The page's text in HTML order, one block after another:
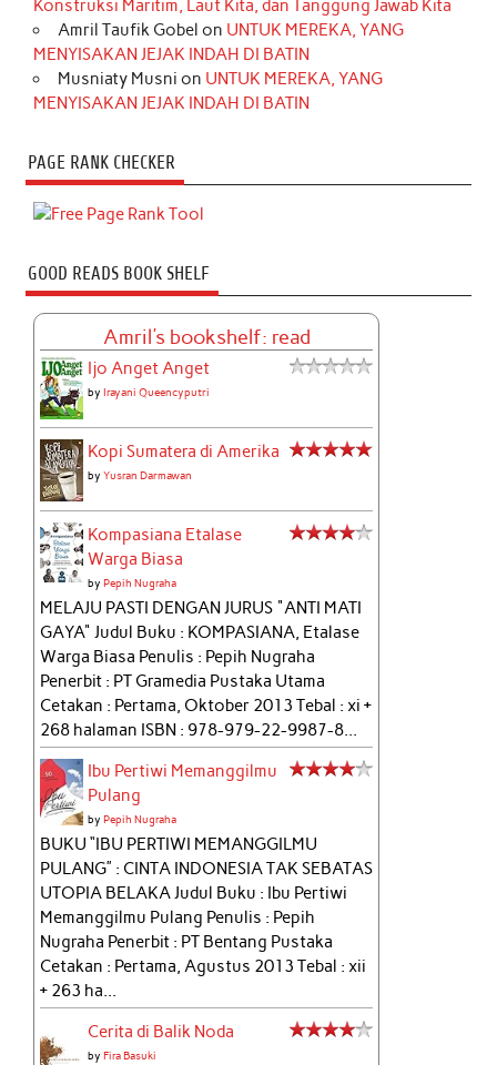
Konstruksi Maritim, Laut Kita, dan Tanggung Jawab Kita
Amril Taufik Gobel on UNTUK MEREKA, YANG
MENYISAKAN JEJAK INDAH DI BATIN
Musniaty Musni on UNTUK MEREKA, YANG
MENYISAKAN JEJAK INDAH DI BATIN
PAGE RANK CHECKER
GOOD READS BOOK SHELF
Amril's bookshelf: read
Ijo Anget Anget
byIrayani Queencyputri
Kopi Sumatera di Amerika
byYusran Darmawan
Kompasiana Etalase
Warga Biasa
byPepih Nugraha
MELAJU PASTI DENGAN JURUS "ANTI MATI
GAYA" Judul Buku : KOMPASIANA, Etalase
Warga Biasa Penulis : Pepih Nugraha
Penerbit : PT Gramedia Pustaka Utama
Cetakan : Pertama, Oktober 2013 Tebal : xi +
268 halaman ISBN : 978-979-22-9987-8...
Ibu Pertiwi Memanggilmu
Pulang
byPepih Nugraha
BUKU “IBU PERTIWI MEMANGGILMU
PULANG” : CINTA INDONESIA TAK SEBATAS
UTOPIA BELAKA Judul Buku : Ibu Pertiwi
Memanggilmu Pulang Penulis : Pepih
Nugraha Penerbit : PT Bentang Pustaka
Cetakan : Pertama, Agustus 2013 Tebal : xii
+ 263 ha...
Cerita di Balik Noda
byFira Basuki